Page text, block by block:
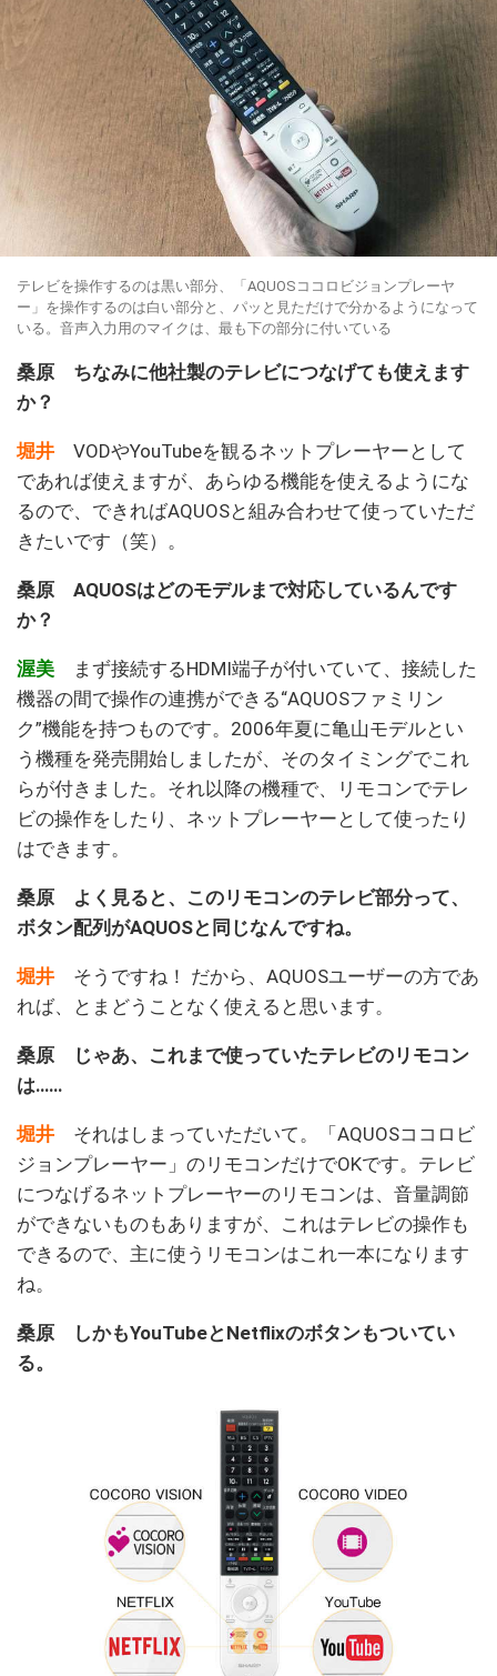
テレビを操作するのは黒い部分、「AQUOSココロビジョンプレーヤ
ー」を操作するのは白い部分と、パッと見ただけで分かるようになって
いる。音声入力用のマイクは、最も下の部分に付いている
桑原 ちなみに他社製のテレビにつなげても使えます
か？
堀井 VODやYouTubeを観るネットプレーヤーとして
であれば使えますが、あらゆる機能を使えるようにな
るので、できればAQUOSと組み合わせて使っていただ
きたいです（笑）。
桑原 AQUOSはどのモデルまで対応しているんです
か？
渥美 まず接続するHDMI端子が付いていて、接続した
機器の間で操作の連携ができる“AQUOSファミリン
ク”機能を持つものです。2006年夏に亀山モデルとい
う機種を発売開始しましたが、そのタイミングでこれ
らが付きました。それ以降の機種で、リモコンでテレ
ビの操作をしたり、ネットプレーヤーとして使ったり
はできます。
桑原 よく見ると、このリモコンのテレビ部分って、
ボタン配列がAQUOSと同じなんですね。
堀井 そうですね！ だから、AQUOSユーザーの方であ
れば、とまどうことなく使えると思います。
桑原 じゃあ、これまで使っていたテレビのリモコン
は……
堀井 それはしまっていただいて。「AQUOSココロビ
ジョンプレーヤー」のリモコンだけでOKです。テレビ
につなげるネットプレーヤーのリモコンは、音量調節
ができないものもありますが、これはテレビの操作も
できるので、主に使うリモコンはこれ一本になります
ね。
桑原 しかもYouTubeとNetflixのボタンもついてい
る。